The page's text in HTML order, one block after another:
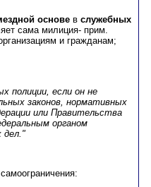
основе в служебных
сама милиция- прим.
и гражданам;
полиции, если он не
законов, нормативных
или Правительства
органом
дел."